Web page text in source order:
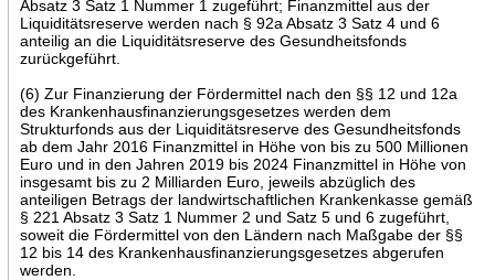
Absatz 3 Satz 1 Nummer 1 zugeführt; Finanzmittel aus der
Liquiditätsreserve werden nach § 92a Absatz 3 Satz 4 und 6
anteilig an die Liquiditätsreserve des Gesundheitsfonds
zurückgeführt.
(6) Zur Finanzierung der Fördermittel nach den §§ 12 und 12a
des Krankenhausfinanzierungsgesetzes werden dem
Strukturfonds aus der Liquiditätsreserve des Gesundheitsfonds
ab dem Jahr 2016 Finanzmittel in Höhe von bis zu 500 Millionen
Euro und in den Jahren 2019 bis 2024 Finanzmittel in Höhe von
insgesamt bis zu 2 Milliarden Euro, jeweils abzüglich des
anteiligen Betrags der landwirtschaftlichen Krankenkasse gemäß
§ 221 Absatz 3 Satz 1 Nummer 2 und Satz 5 und 6 zugeführt,
soweit die Fördermittel von den Ländern nach Maßgabe der §§
12 bis 14 des Krankenhausfinanzierungsgesetzes abgerufen
werden.